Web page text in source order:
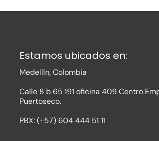
Estamos ubicados en:
Medellín, Colombia
Calle 8 b 65 191 oficina 409 Centro
Puertoseco.
PBX: (+57) 604 444 51 11